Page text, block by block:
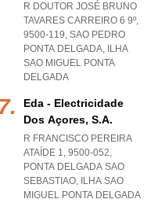
R DOUTOR JOSÉ BRUNO
TAVARES CARREIRO 6 9º,
9500-119, SAO PEDRO
PONTA DELGADA, ILHA
SAO MIGUEL PONTA
DELGADA
Eda - Electricidade
Dos Açores, S.a.
R FRANCISCO PEREIRA
ATAÍDE 1, 9500-052,
PONTA DELGADA SAO
SEBASTIAO, ILHA SAO
MIGUEL PONTA DELGADA